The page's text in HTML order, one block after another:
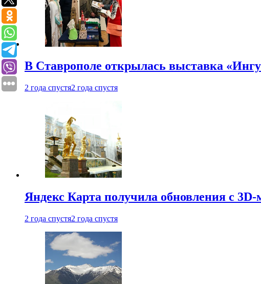
В Ставрополе открылась выставка
2 года спустя2 года спустя
Яндекс Карта получила обновления с
2 года спустя2 года спустя